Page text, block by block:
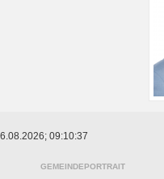
09:10:37
GEMEINDEPORTRAIT